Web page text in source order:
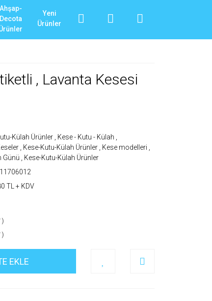
Ahşap-
Decota
Yeni
Ürünler
, Lavanta Kesesi
Külah Ürünler Kese - Kutu - Külah
Kese-Kutu-Külah Ürünler Kese modelleri
Günü
Kese-Kutu-Külah Ürünler
TL + KDV
)
)
EKLE